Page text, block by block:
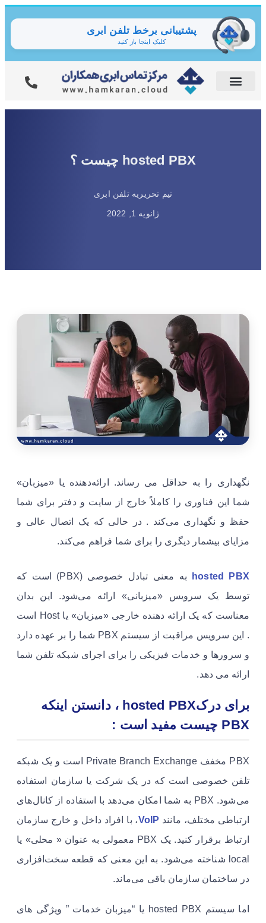
پشتیبانی برخط تلفن ابری
کلیک اینجا باز کنید
hosted PBX چیست ؟
تیم تحریریه تلفن ابری
ژانویه 1, 2022
نگهداری را به حداقل می رساند. ارائه‌دهنده یا «میزبان»
شما این فناوری را کاملاً خارج از سایت و دفتر برای شما
حفظ و نگهداری می‌کند . در حالی که یک اتصال عالی و
مزایای بیشمار دیگری را برای شما فراهم می‌کند.
hosted PBX
به معنی تبادل خصوصی (PBX) است که
توسط یک سرویس «میزبانی» ارائه می‌شود. این بدان
معناست که یک ارائه دهنده خارجی «میزبان» یا Host است
. این سرویس مراقبت از سیستم PBX شما را بر عهده دارد
و سرورها و خدمات فیزیکی را برای اجرای شبکه تلفن شما
ارائه می دهد.
برای درکhosted PBX ، دانستن اینکه
PBX چیست مفید است :
PBX مخفف Private Branch Exchange است و یک شبکه
تلفن خصوصی است که در یک شرکت یا سازمان استفاده
می‌شود. PBX به شما امکان می‌دهد با استفاده از کانال‌های
ارتباطی مختلف، مانند VoIP، با افراد داخل و خارج سازمان
ارتباط برقرار کنید. یک PBX معمولی به عنوان « محلی» یا
local شناخته می‌شود. به این معنی که قطعه سخت‌افزاری
در ساختمان سازمان باقی می‌ماند.
اما سیستم hosted PBX یا “میزبان خدمات ” ویژگی های